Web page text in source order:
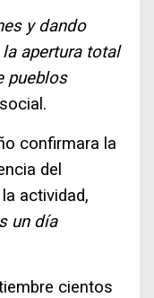
y dando
apertura total
pueblos
confirmara la
del
actividad,
un día
cientos